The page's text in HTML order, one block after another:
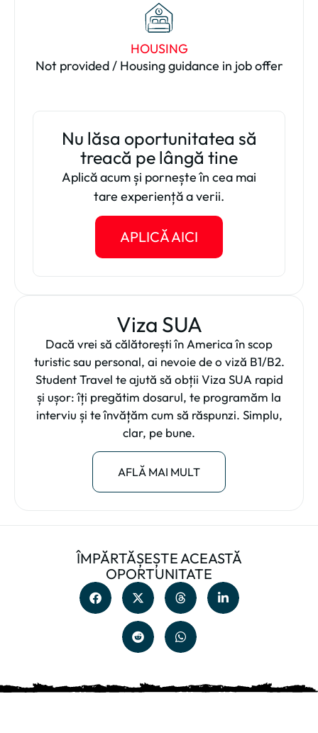
HOUSING
Not provided / Housing guidance in job offer
Nu lăsa oportunitatea să
treacă pe lângă tine
Aplică acum și pornește în cea mai
tare experiență a verii.
APLICĂ AICI
Viza SUA
Dacă vrei să călătorești în America în scop
turistic sau personal, ai nevoie de o viză B1/B2.
Student Travel te ajută să obții Viza SUA rapid
și ușor: îți pregătim dosarul, te programăm la
interviu și te învățăm cum să răspunzi. Simplu,
clar, pe bune.
AFLĂ MAI MULT
ÎMPĂRTĂȘEȘTE ACEASTĂ
OPORTUNITATE